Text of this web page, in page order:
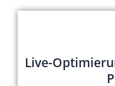
Live-